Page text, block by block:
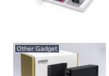
Other Gadget